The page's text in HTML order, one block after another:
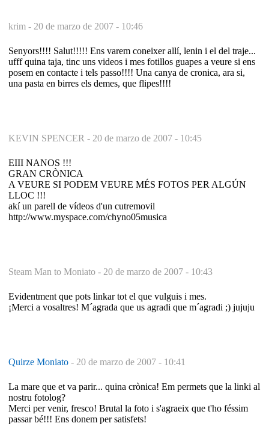
krim - 20 de marzo de 2007 - 10:46
Senyors!!!! Salut!!!!! Ens varem coneixer allí, lenin i el del traje...
ufff quina taja, tinc uns videos i mes fotillos guapes a veure si ens
posem en contacte i tels passo!!!! Una canya de cronica, ara si,
una pasta en birres els demes, que flipes!!!!
KEVIN SPENCER - 20 de marzo de 2007 - 10:45
EIII NANOS !!!
GRAN CRÒNICA
A VEURE SI PODEM VEURE MÉS FOTOS PER ALGÚN
LLOC !!!
akí un parell de vídeos d'un cutremovil
http://www.myspace.com/chyno05musica
Steam Man to Moniato - 20 de marzo de 2007 - 10:43
Evidentment que pots linkar tot el que vulguis i mes.
¡Merci a vosaltres! M´agrada que us agradi que m´agradi ;) jujuju
Quirze Moniato - 20 de marzo de 2007 - 10:41
La mare que et va parir... quina crònica! Em permets que la linki al
nostru fotolog?
Merci per venir, fresco! Brutal la foto i s'agraeix que t'ho féssim
passar bé!!! Ens donem per satisfets!